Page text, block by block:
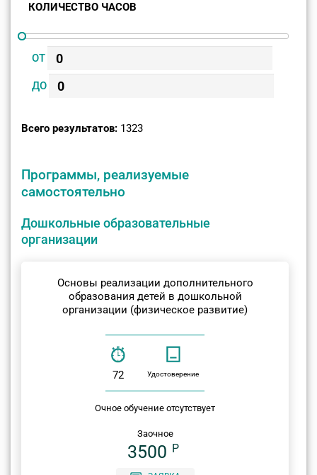
КОЛИЧЕСТВО ЧАСОВ
ОТ
ДО
Всего результатов: 1323
Программы, реализуемые
самостоятельно
Дошкольные образовательные
организации
Основы реализации дополнительного
образования детей в дошкольной
организации (физическое развитие)
72 Удостоверение
Очное обучение отсутствует
Заочное
3500 P